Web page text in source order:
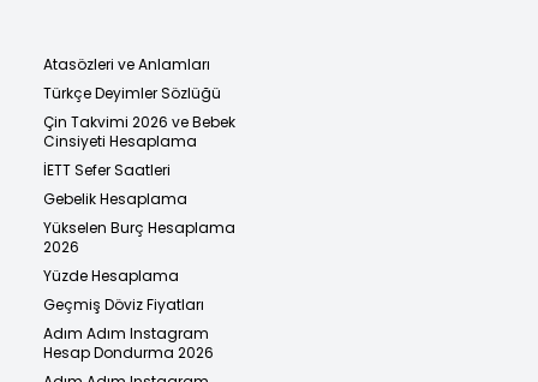
Atasözleri ve Anlamları
Türkçe Deyimler Sözlüğü
Çin Takvimi 2026 ve Bebek
Cinsiyeti Hesaplama
İETT Sefer Saatleri
Gebelik Hesaplama
Yükselen Burç Hesaplama
2026
Yüzde Hesaplama
Geçmiş Döviz Fiyatları
Adım Adım Instagram
Hesap Dondurma 2026